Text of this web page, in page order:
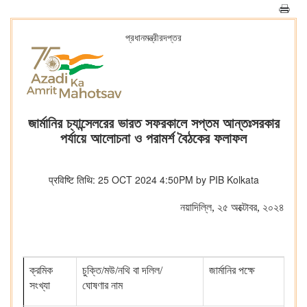
প্রধানমন্ত্রীরদপ্তর
জার্মানির চ্যান্সেলরের ভারত সফরকালে সপ্তম আন্তঃসরকার
পর্যায়ে আলোচনা ও পরামর্শ বৈঠকের ফলাফল
प्रविष्टि तिथि: 25 OCT 2024 4:50PM by PIB Kolkata
নয়াদিল্লি, ২৫ অক্টোবর, ২০২৪
ক্রমিক
সংখ্যা
চুক্তি/মউ/নথি বা দলিল/
ঘোষণার নাম
জার্মানির পক্ষে